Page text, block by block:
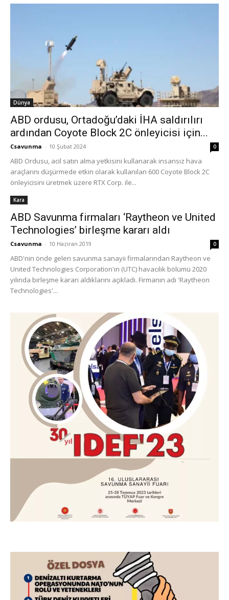
Dünya
ABD ordusu, Ortadoğu’daki İHA saldırılırı
ardından Coyote Block 2C önleyicisi için...
Csavunma - 10 Şubat 2024 0
ABD Ordusu, acil satın alma yetkisini kullanarak insansız hava
araçlarını düşürmede etkin olarak kullanılan 600 Coyote Block 2C
önleyicisini üretmek üzere RTX Corp. ile...
Kara
ABD Savunma firmaları ‘Raytheon ve United
Technologies’ birleşme kararı aldı
Csavunma - 10 Haziran 2019 0
ABD'nin önde gelen savunma sanayii firmalarından Raytheon ve
United Technologies Corporation'ın (UTC) havacılık bölümü 2020
yılında birleşme kararı aldıklarını açıkladı. Firmanın adı 'Raytheon
Technologies'...